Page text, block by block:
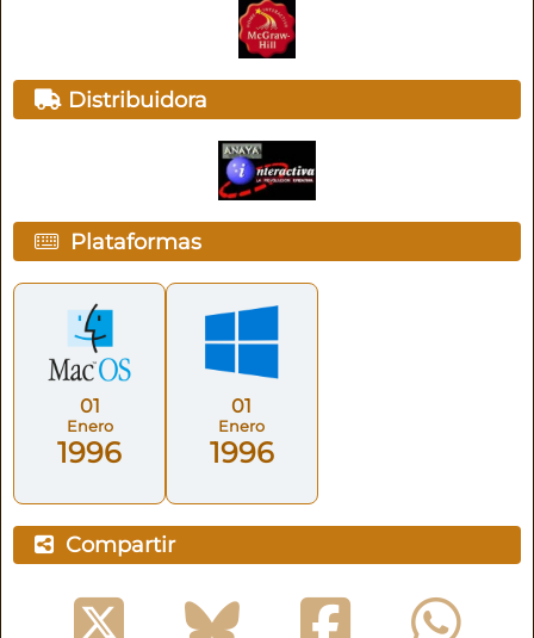
Distribuidora
Plataformas
01
Enero
1996
01
Enero
1996
Compartir